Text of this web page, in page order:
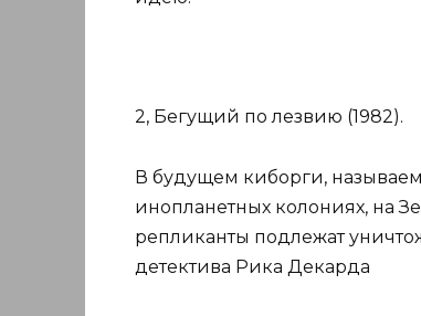
2, Бегущий по лезвию (1982).
В будущем киборги,
инопланетных колониях, на
репликанты подлежат
детектива Рика Декарда